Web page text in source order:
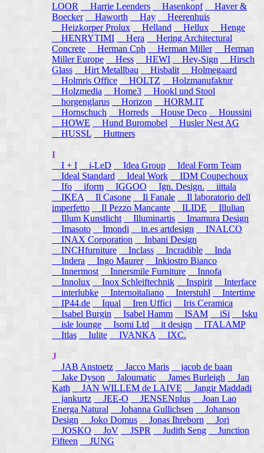
LOOR
Harrie Leenders Hasenkopf
Haver &
Boecker
Haworth Hay
Heerenhuis
Heizkorper Prolux
Helland Hellux
Henge
HENRYTIMI
Hera
Hering Architectural
Concrete
Herman Cph Herman Miller
Herman
Miller Europe
Hess HEWI Hey-Sign
Hirsch
Glass
Hirt Metallbau Hisbalit
Holmegaard
Holmris Office
HOLTZ
Holzmanufaktur
Holzmedia
Home3
Hookl und Stool
horgenglarus
Horizon
HORM.IT
Hornschuch
Horreds House Deco
Houssini
HOWE
Hund Buromobel
Husler Nest AG
HUSSL
Huttners
I
I + I
i-LeD Idea Group
Ideal Form Team
Ideal Standard
Ideal Work
IDM Coupechoux
Ifo
iform IGGOO Ign. Design.
iittala
IKEA
Il Casone Il Fanale
Il laboratorio dell
imperfetto
Il Pezzo Mancante ILIDE
Illulian
Illum Kunstlicht
Illuminartis
Imamura Design
Imasoto
Imondi in.es artdesign
INALCO
INAX Corporation
Inbani Design
INCHfurniture
Inclass Incradible
Inda
Indera
Ingo Maurer
Inkiostro Bianco
Innermost
Innersmile Furniture
Innofa
Innolux
Inox Schleiftechnik Inspirit
Interface
interlubke
Internoitaliano Interstuhl
Intertime
IP44.de
Iqual Iren Uffici
Iris Ceramica
Isabel Burgin
Isabel Hamm ISAM iSi Isku
isle lounge
Isomi Ltd it design
ITALAMP
Itlas
Iulite IVANKA IXC.
J
JAB Anstoetz
Jacco Maris
jacob de baan
Jake Dyson
Jaloumatic James Burleigh
Jan
Kath
JAN WILLEM de LAIVE
Jangir Maddadi
jankurtz JEE-O JENSENplus
Joan Lao
Energa Natural
Johanna Gullichsen
Johanson
Design
Joko Domus Jonas Ihreborn
Jori
JOSKO
JoV JSPR Judith Seng
Junction
Fifteen
JUNG